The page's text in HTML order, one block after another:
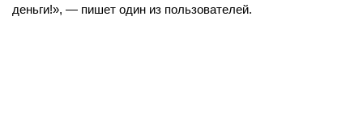
деньги!», — пишет один из пользователей.